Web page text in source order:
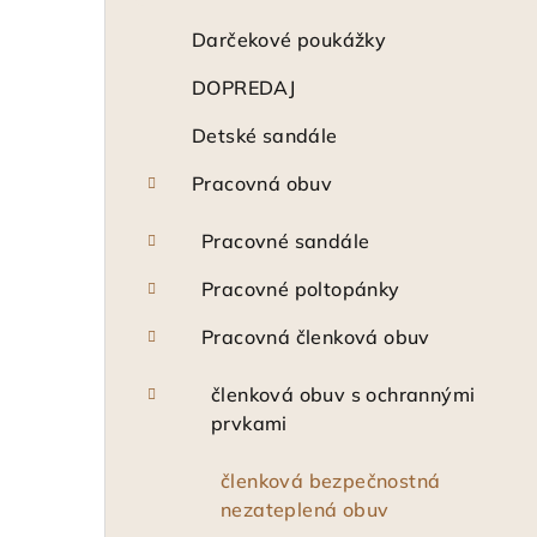
Darčekové poukážky
DOPREDAJ
Detské sandále
Pracovná obuv
Pracovné sandále
Pracovné poltopánky
Pracovná členková obuv
členková obuv s ochrannými
prvkami
členková bezpečnostná
nezateplená obuv